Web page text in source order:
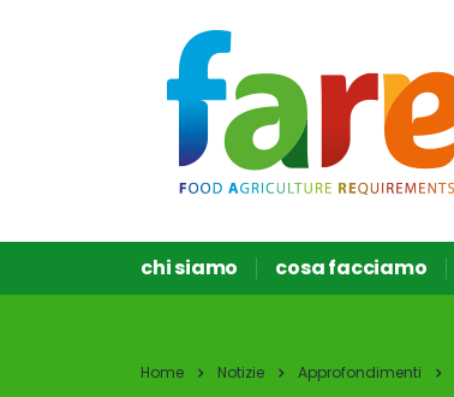
chi siamo cosa facciamo
Home Notizie Approfondimenti